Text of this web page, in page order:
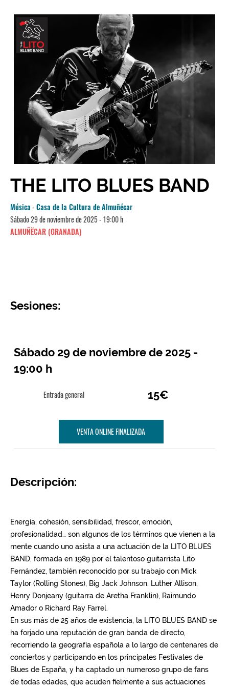
THE LITO BLUES BAND
Música-Casa de la Cultura de Almuñécar
Sábado 29 de noviembre de 2025 - 19:00 h
ALMUÑËCAR (GRANADA)
Sesiones:
Sábado 29 de noviembre de 2025 -
19:00 h
Entrada general 15€
VENTA ONLINE FINALIZADA
Descripción: